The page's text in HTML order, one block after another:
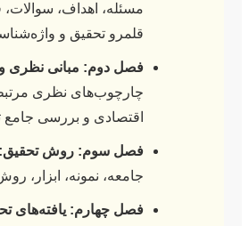
مسئله، اهداف، سوالات، فرضیات، اهمیت،
قلمرو تحقیق و واژه‌شناسی.
فصل دوم: مبانی نظری و پیشینه پژوهش:
چارچوب‌های نظری مرتبط با حقوق مالی-
اقتصادی و بررسی جامع تحقیقات پیشین.
فصل سوم: روش تحقیق:نوع پژوهش،
جامعه، نمونه، ابزار، روش تجزیه و تحلیل.
فصل چهارم: یافته‌های تحقیق:ارائه داده‌ها